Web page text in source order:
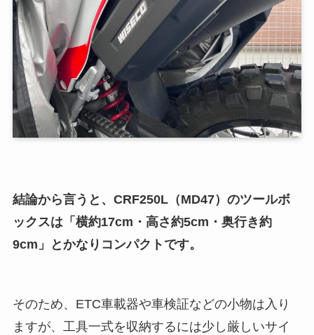
結論から言うと、CRF250L（MD47）のツールボ
ックスは「横約17cm・高さ約5cm・奥行き約
9cm」とかなりコンパクトです。
そのため、ETC車載器や車検証などの小物は入り
ますが、工具一式を収納するには少し厳しいサイ